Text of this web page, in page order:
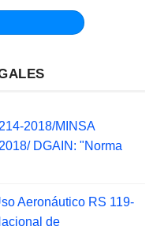
2018/MINSA
DGAIN: "Norma
Aeronáutico RS 119-
de